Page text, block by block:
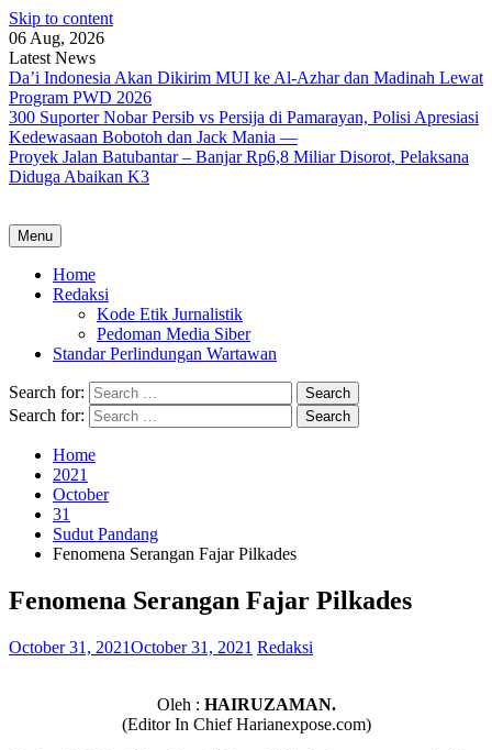
Skip to content
06 Aug, 2026
Latest News
Da’i Indonesia Akan Dikirim MUI ke Al-Azhar dan Madinah Lewat
Program PWD 2026
300 Suporter Nobar Persib vs Persija di Pamarayan, Polisi Apresiasi
Kedewasaan Bobotoh dan Jack Mania —
Proyek Jalan Batubantar – Banjar Rp6,8 Miliar Disorot, Pelaksana
Diduga Abaikan K3
Menu
Home
Redaksi
Kode Etik Jurnalistik
Pedoman Media Siber
Standar Perlindungan Wartawan
Search for:
Search for:
Home
2021
October
31
Sudut Pandang
Fenomena Serangan Fajar Pilkades
Fenomena Serangan Fajar Pilkades
October 31, 2021October 31, 2021 Redaksi
Oleh : HAIRUZAMAN.
(Editor In Chief Harianexpose.com)